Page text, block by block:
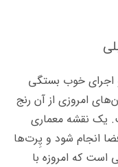
اجرای خوب بستگی
امروزی از آن رنج
یک نقشه‌ معماری
انجام شود و پِرت‌ها
که امروزه با